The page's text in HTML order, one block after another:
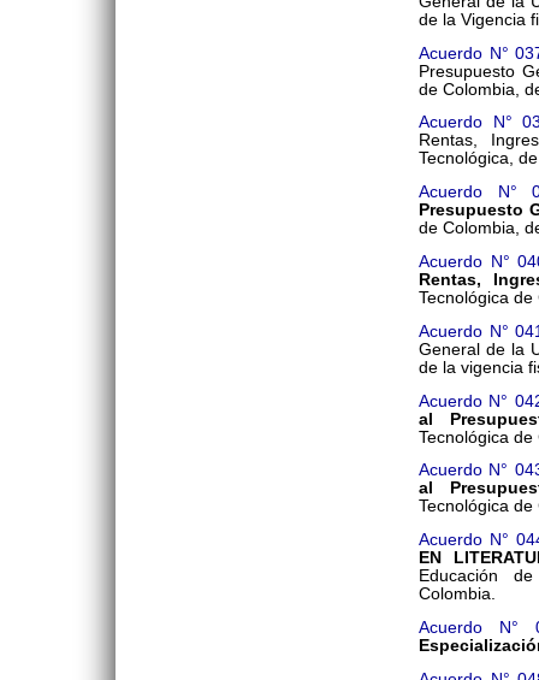
de la Vigencia
Acuerdo N°
Presupuesto
de Colombia,
Acuerdo N°
Rentas,
Tecnológica,
Acuerdo N°
Presupuesto
de Colombia,
Acuerdo N°
Rentas,
Tecnológica
Acuerdo N°
General de la
de la vigencia
Acuerdo N°
al
Tecnológica
Acuerdo N°
al
Tecnológica
Acuerdo N°
EN
Educación
Colombia.
Acuerdo N°